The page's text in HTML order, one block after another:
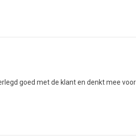
goed met de klant en denkt mee